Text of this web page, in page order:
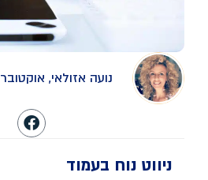
נועה אזולאי, אוקטובר 25, 2025
ניווט נוח בעמוד